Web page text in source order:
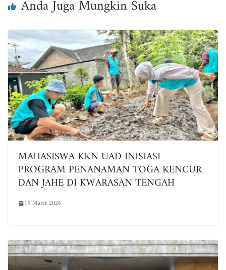
Anda Juga Mungkin Suka
MAHASISWA KKN UAD INISIASI
PROGRAM PENANAMAN TOGA KENCUR
DAN JAHE DI KWARASAN TENGAH
15 Maret 2026